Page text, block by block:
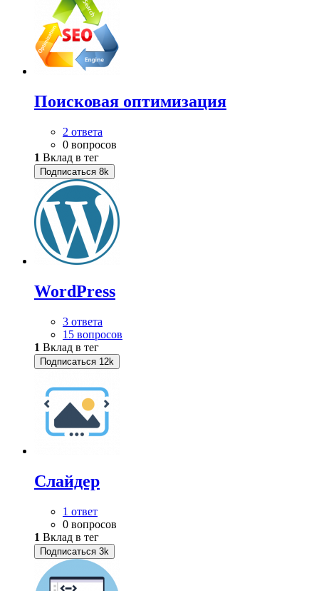
Поисковая оптимизация
2 ответа
0 вопросов
1 Вклад в тег
Подписаться 8k
WordPress
3 ответа
15 вопросов
1 Вклад в тег
Подписаться 12k
Слайдер
1 ответ
0 вопросов
1 Вклад в тег
Подписаться 3k